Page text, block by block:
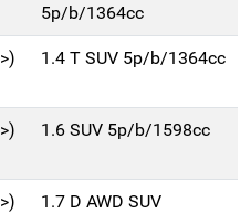
5p/b/1364cc
1.4 T SUV 5p/b/1364cc
1.6 SUV 5p/b/1598cc
1.7 D AWD SUV